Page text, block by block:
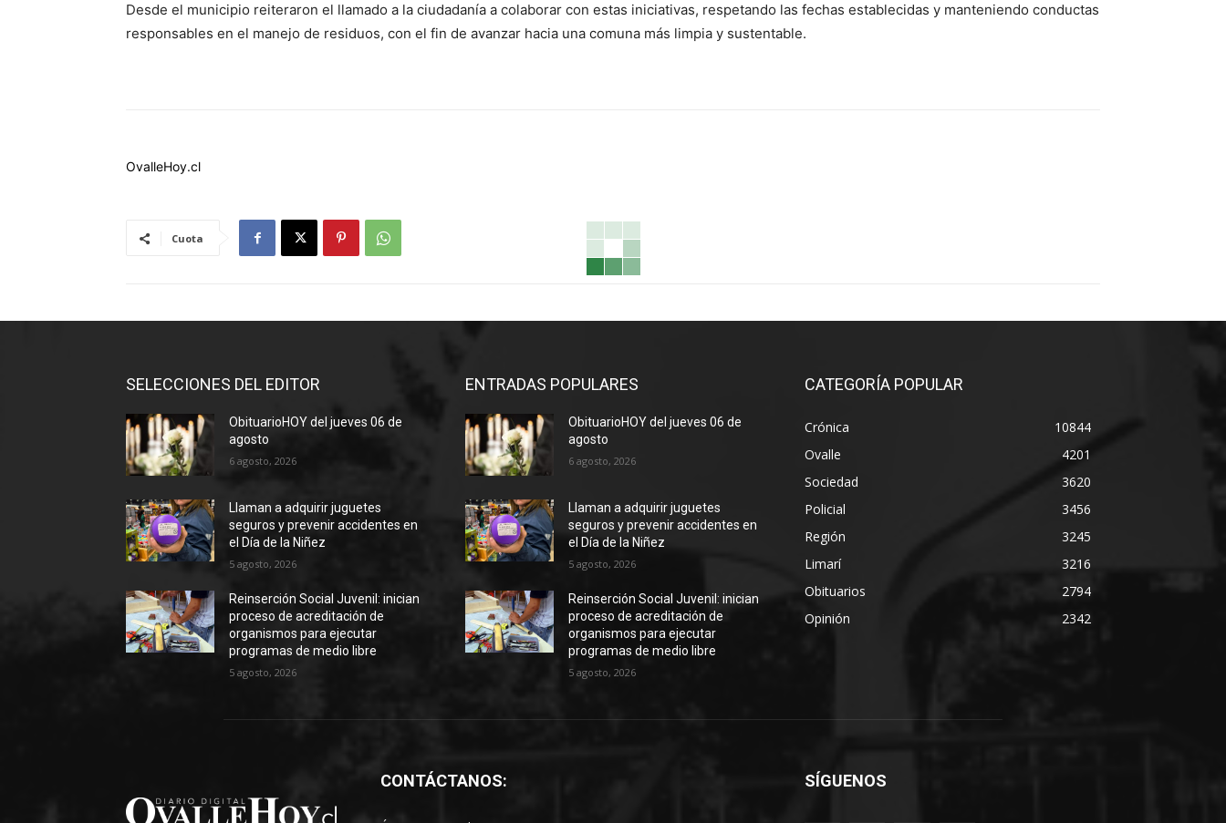
Desde el municipio reiteraron el llamado a la ciudadanía a colaborar con estas iniciativas, respetando las fechas establecidas y manteniendo conductas
responsables en el manejo de residuos, con el fin de avanzar hacia una comuna más limpia y sustentable.
OvalleHoy.cl
Cuota
SELECCIONES DEL EDITOR
ObituarioHOY del jueves 06 de
agosto
6 agosto, 2026
Llaman a adquirir juguetes
seguros y prevenir accidentes en
el Día de la Niñez
5 agosto, 2026
Reinserción Social Juvenil: inician
proceso de acreditación de
organismos para ejecutar
programas de medio libre
5 agosto, 2026
ENTRADAS POPULARES
ObituarioHOY del jueves 06 de
agosto
6 agosto, 2026
Llaman a adquirir juguetes
seguros y prevenir accidentes en
el Día de la Niñez
5 agosto, 2026
Reinserción Social Juvenil: inician
proceso de acreditación de
organismos para ejecutar
programas de medio libre
5 agosto, 2026
CATEGORÍA POPULAR
Crónica
10844
Ovalle
4201
Sociedad
3620
Policial
3456
Región
3245
Limarí
3216
Obituarios
2794
Opinión
2342
CONTÁCTANOS: SÍGUENOS